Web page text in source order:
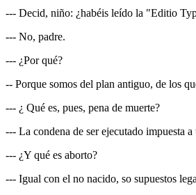
--- Decid, niño: ¿habéis leído la "Editio
--- No, padre.
--- ¿Por qué?
-- Porque somos del plan antiguo, de los
--- ¿ Qué es, pues, pena de muerte?
--- La condena de ser ejecutado impuesta
--- ¿Y qué es aborto?
--- Igual con el no nacido, so supuestos